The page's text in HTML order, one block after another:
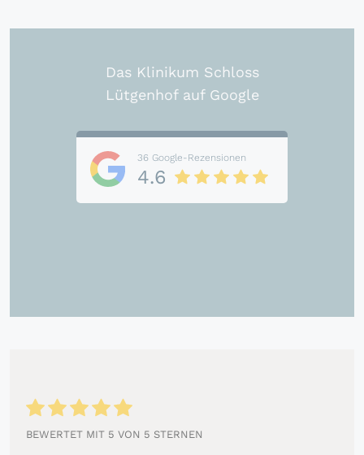
Das Klinikum Schloss
Lütgenhof auf Google
36 Google-Rezensionen
4.6
BEWERTET MIT 5 VON 5 STERNEN